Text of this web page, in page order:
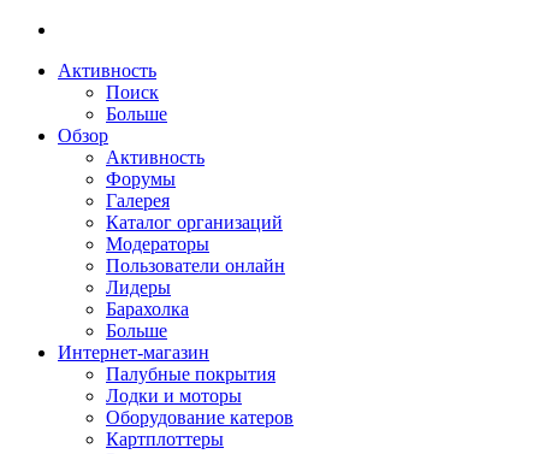
Активность
Поиск
Больше
Обзор
Активность
Форумы
Галерея
Каталог организаций
Модераторы
Пользователи онлайн
Лидеры
Барахолка
Больше
Интернет-магазин
Палубные покрытия
Лодки и моторы
Оборудование катеров
Картплоттеры